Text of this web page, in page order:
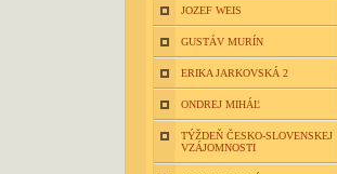
JOZEF WEIS
GUSTÁV MURÍN
ERIKA JARKOVSKÁ 2
ONDREJ MIHÁĽ
TÝŽDEŇ ČESKO-SLOVENSKEJ
VZÁJOMNOSTI